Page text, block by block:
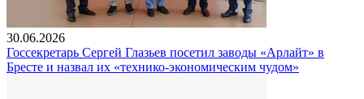
30.06.2026
Госсекретарь Сергей Глазьев посетил заводы «Арлайт» в
Бресте и назвал их «технико-экономическим чудом»